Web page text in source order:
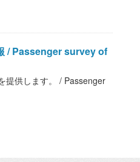
/ Passenger survey of
提供します。 / Passenger